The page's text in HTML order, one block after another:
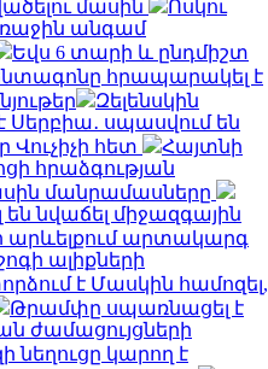
մասին
Ոսկու
անգամ
Եվս 6 տարի և ընդմիշտ
հրապարակել է
Զելենսկին
սպասվում են
Վուչիչի հետ
Հայտնի
հրաձգության
մանրամասները
են նվաճել միջազգային
արևելքում արտակարգ
ալիքների
է Մասկին համոզել,
Թրամփը սպառնացել է
ժամացույցների
նեղուցը կարող է